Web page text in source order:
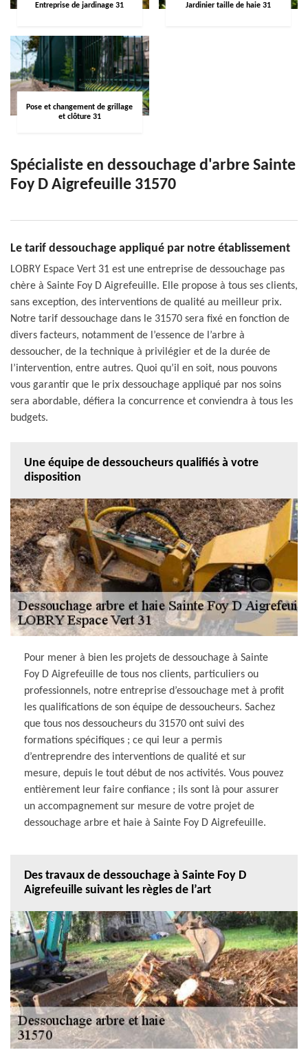
Entreprise de jardinage 31 Jardinier taille de haie 31
Pose et changement de grillage
et clôture 31
Spécialiste en dessouchage d'arbre Sainte
Foy D Aigrefeuille 31570
Le tarif dessouchage appliqué par notre établissement
LOBRY Espace Vert 31 est une entreprise de dessouchage pas
chère à Sainte Foy D Aigrefeuille. Elle propose à tous ses clients,
sans exception, des interventions de qualité au meilleur prix.
Notre tarif dessouchage dans le 31570 sera fixé en fonction de
divers facteurs, notamment de l’essence de l’arbre à
dessoucher, de la technique à privilégier et de la durée de
l’intervention, entre autres. Quoi qu’il en soit, nous pouvons
vous garantir que le prix dessouchage appliqué par nos soins
sera abordable, défiera la concurrence et conviendra à tous les
budgets.
Une équipe de dessoucheurs qualifiés à votre
disposition
Pour mener à bien les projets de dessouchage à Sainte
Foy D Aigrefeuille de tous nos clients, particuliers ou
professionnels, notre entreprise d’essouchage met à profit
les qualifications de son équipe de dessoucheurs. Sachez
que tous nos dessoucheurs du 31570 ont suivi des
formations spécifiques ; ce qui leur a permis
d’entreprendre des interventions de qualité et sur
mesure, depuis le tout début de nos activités. Vous pouvez
entièrement leur faire confiance ; ils sont là pour assurer
un accompagnement sur mesure de votre projet de
dessouchage arbre et haie à Sainte Foy D Aigrefeuille.
Des travaux de dessouchage à Sainte Foy D
Aigrefeuille suivant les règles de l’art